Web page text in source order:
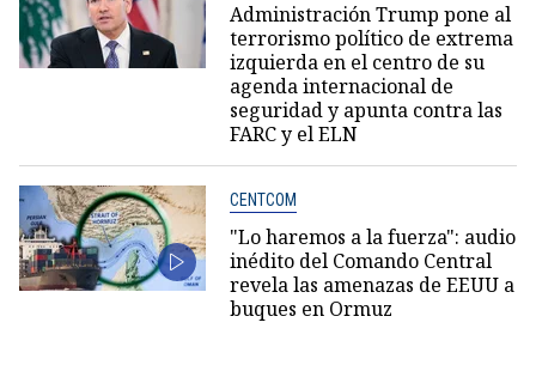
Administración Trump pone al
terrorismo político de extrema
izquierda en el centro de su
agenda internacional de
seguridad y apunta contra las
FARC y el ELN
CENTCOM
"Lo haremos a la fuerza": audio
inédito del Comando Central
revela las amenazas de EEUU a
buques en Ormuz